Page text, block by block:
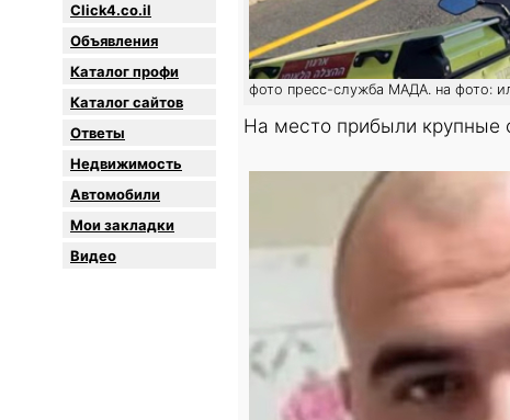
Click4.co.il
Объявления
Каталог профи
Каталог сайтов
Oтветы
Недвижимость
Автомобили
Мои закладки
Видео
фото пресс-служба МАДА. на фото:
На место прибыли крупные